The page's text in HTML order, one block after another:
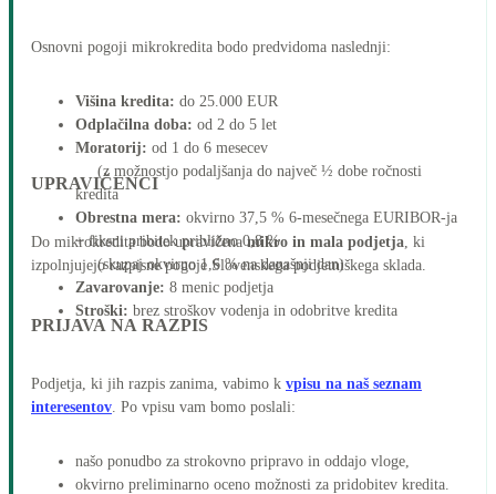
Osnovni pogoji mikrokredita bodo predvidoma naslednji:
Višina kredita: do 25.000 EUR
Odplačilna doba: od 2 do 5 let
Moratorij: od 1 do 6 mesecev
(z možnostjo podaljšanja do največ ½ dobe ročnosti
kredita
Obrestna mera: okvirno 37,5 % 6-mesečnega EURIBOR-ja
+ fiksni pribitek približno 0,8 %
(skupaj okvirno 1,6 % na današnji dan)
Zavarovanje: 8 menic podjetja
Stroški: brez stroškov vodenja in odobritve kredita
UPRAVIČENCI
Do mikrokredita bodo upravičenamikro in mala podjetja, ki
izpolnjujejo razpisne pogoje Slovenskega podjetniškega sklada.
PRIJAVA NA RAZPIS
Podjetja, ki jih razpis zanima, vabimo k vpisu na naš seznam
interesentov. Po vpisu vam bomo poslali:
našo ponudbo za strokovno pripravo in oddajo vloge,
okvirno preliminarno oceno možnosti za pridobitev kredita.